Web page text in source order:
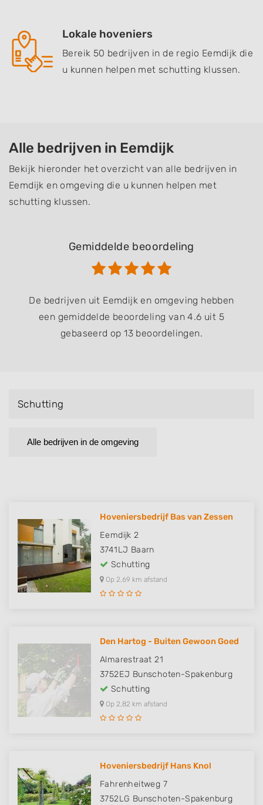
Lokale hoveniers
Bereik 50 bedrijven in de regio Eemdijk die
u kunnen helpen met schutting klussen.
Alle bedrijven in Eemdijk
Bekijk hieronder het overzicht van alle bedrijven in
Eemdijk en omgeving die u kunnen helpen met
schutting klussen.
Gemiddelde beoordeling
De bedrijven uit Eemdijk en omgeving hebben
een gemiddelde beoordeling van 4.6 uit 5
gebaseerd op 13 beoordelingen.
Schutting
Alle bedrijven in de omgeving
Hoveniersbedrijf Bas van Zessen
Eemdijk 2
3741LJ Baarn
Schutting
Op 2,69 km afstand
Den Hartog - Buiten Gewoon Goed
Almarestraat 21
3752EJ Bunschoten-Spakenburg
Schutting
Op 2,82 km afstand
Hoveniersbedrijf Hans Knol
Fahrenheitweg 7
3752LG Bunschoten-Spakenburg